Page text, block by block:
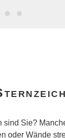
Sie?
Wände